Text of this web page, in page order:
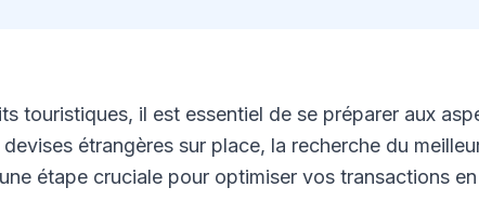
touristiques, il est essentiel de se préparer aux
étrangères sur place, la recherche du
étape cruciale pour optimiser vos transactions